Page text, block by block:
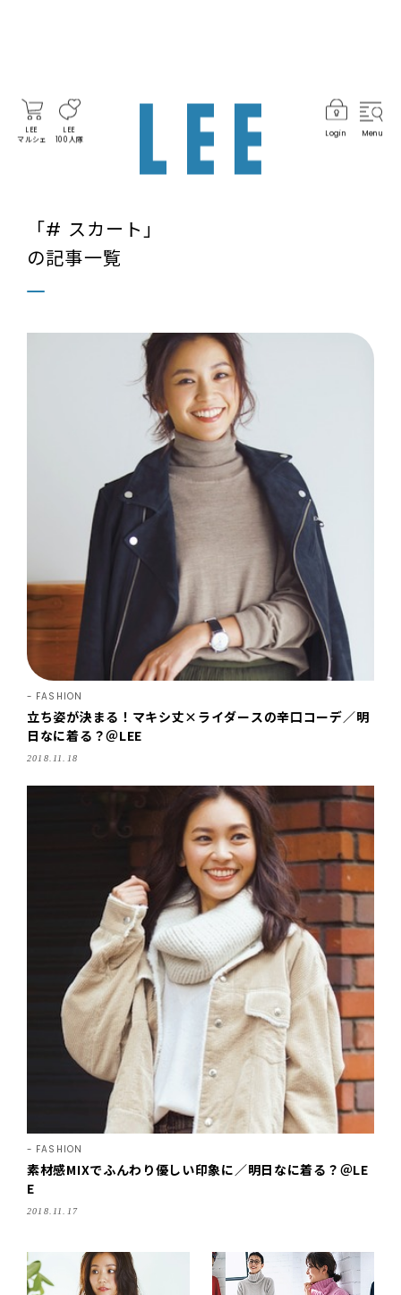
LEE
マルシェ
LEE
100人隊
Login Menu
「# スカート」
の記事一覧
FASHION
立ち姿が決まる！マキシ丈×ライダースの辛口コーデ／明
日なに着る？＠LEE
2018.11.18
FASHION
素材感MIXでふんわり優しい印象に／明日なに着る？＠LE
E
2018.11.17